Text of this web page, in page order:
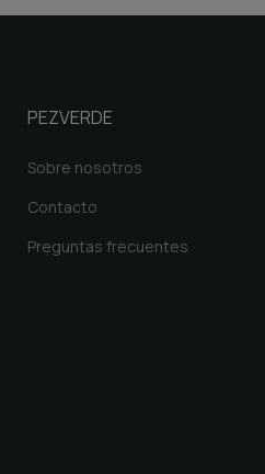
PEZVERDE
Sobre nosotros
Contacto
Preguntas frecuentes